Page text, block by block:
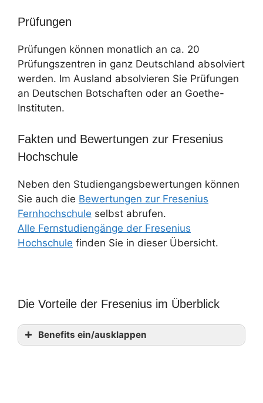
Prüfungen
Prüfungen können monatlich an ca. 20
Prüfungszentren in ganz Deutschland absolviert
werden. Im Ausland absolvieren Sie Prüfungen
an Deutschen Botschaften oder an Goethe-
Instituten.
Fakten und Bewertungen zur Fresenius
Hochschule
Neben den Studiengangsbewertungen können
Sie auch die Bewertungen zur Fresenius
Fernhochschule selbst abrufen.
Alle Fernstudiengänge der Fresenius
Hochschule finden Sie in dieser Übersicht.
Die Vorteile der Fresenius im Überblick
Benefits ein/ausklappen